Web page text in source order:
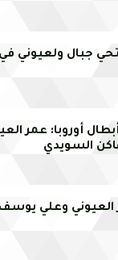
جبال ولعيوني في
أوروبا: عمر
السويدي
العيوني وعلي